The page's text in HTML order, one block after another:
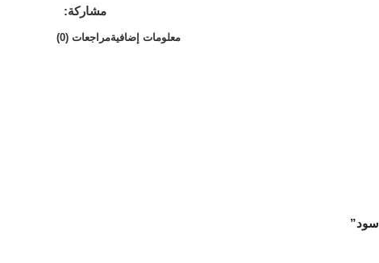
مشاركة:
معلومات إضافيةمراجعات (0)